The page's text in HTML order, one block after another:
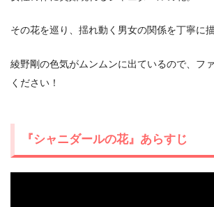
その花を巡り、揺れ動く男女の関係を丁寧に
綾野剛の色気がムンムンに出ているので、フ
ください！
『シャニダールの花』あらすじ